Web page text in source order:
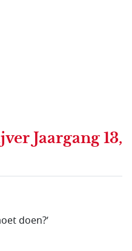
Jaargang 13,
doen?’